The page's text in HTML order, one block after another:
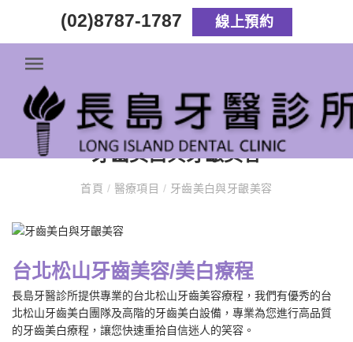
(02)8787-1787 線上預約
牙齒美白與牙齦美容
首頁 / 醫療項目 / 牙齒美白與牙齦美容
台北松山牙齒美容/美白療程
長島牙醫診所提供專業的台北松山牙齒美容療程，我們有優秀的台
北松山牙齒美白團隊及高階的牙齒美白設備，專業為您進行高品質
的牙齒美白療程，讓您快速重拾自信迷人的笑容。